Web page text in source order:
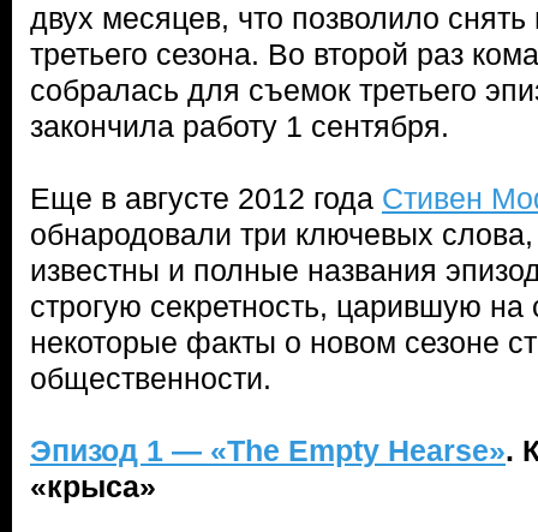
двух месяцев, что позволило
третьего сезона. Во второй раз
собралась для съемок третьего
закончила работу 1 сентября.
Еще в августе 2012 года Стивен
обнародовали три ключевых
известны и полные названия
строгую секретность, царившую
некоторые факты о новом сезоне
общественности.
Эпизод 1 — «The Empty Hearse».
«крыса»